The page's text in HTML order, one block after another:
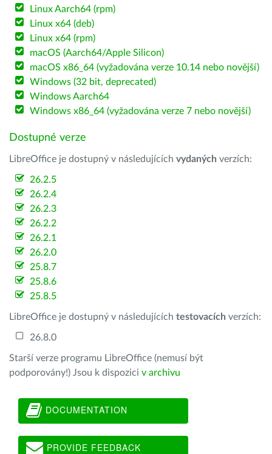
Linux Aarch64 (rpm)
Linux x64 (deb)
Linux x64 (rpm)
macOS (Aarch64/Apple Silicon)
macOS x86_64 (vyžadována verze 10.14 nebo novější)
Windows (32 bit, deprecated)
Windows Aarch64
Windows x86_64 (vyžadována verze 7 nebo novější)
Dostupné verze
LibreOffice je dostupný v následujících vydaných verzích:
26.2.5
26.2.4
26.2.3
26.2.2
26.2.1
26.2.0
25.8.7
25.8.6
25.8.5
LibreOffice je dostupný v následujících testovacích verzích:
26.8.0
Starší verze programu LibreOffice (nemusí být
podporovány!) Jsou k dispozici v archivu
DOCUMENTATION
PROVIDE FEEDBACK